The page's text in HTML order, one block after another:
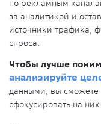
по рекламным
за аналитикой и
источники трафика,
спроса.
Чтобы лучше
анализируйте
данными, вы сможете
сфокусировать на